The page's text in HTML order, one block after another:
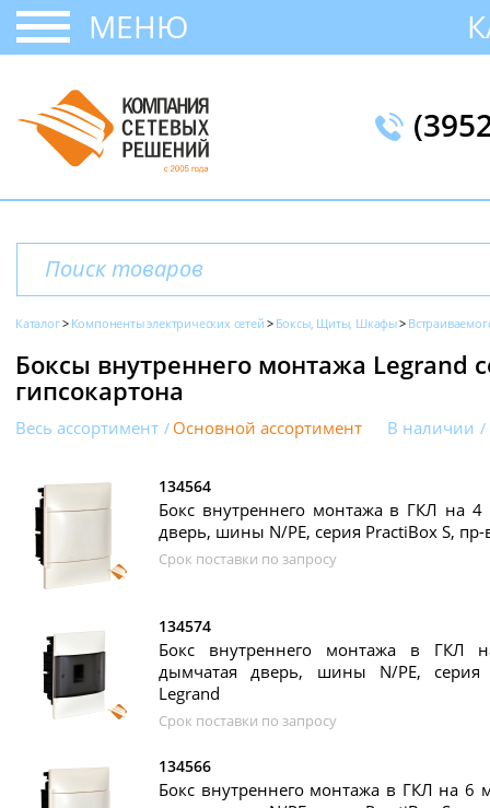
МЕНЮ
Каталог Компоненты электрических сетей Боксы, Щиты, Шкафы
Боксы внутреннего монтажа Legrand
гипсокартона
Весь ассортимент Основной ассортимент В наличии
134564
Бокс внутреннего монтажа в ГКЛ на 4
дверь, шины N/PE, серия PractiBox S, пр-
Срок поставки по запросу
134574
Бокс внутреннего монтажа в ГКЛ
дымчатая дверь, шины N/PE, серия
Legrand
Срок поставки по запросу
134566
Бокс внутреннего монтажа в ГКЛ на 6